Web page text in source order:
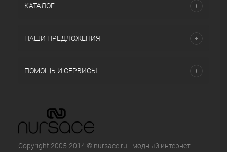
КАТАЛОГ
НАШИ ПРЕДЛОЖЕНИЯ
ПОМОЩЬ И СЕРВИСЫ
Copyright 2005-2014 © nursace.ru - модный интернет-